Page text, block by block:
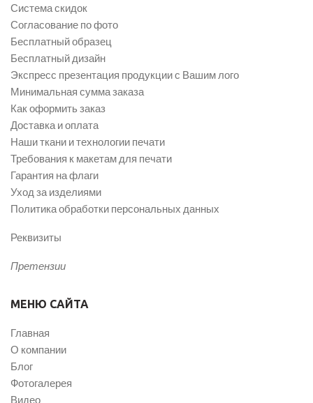
Система скидок
Согласование по фото
Бесплатный образец
Бесплатный дизайн
Экспресс презентация продукции с Вашим лого
Минимальная сумма заказа
Как оформить заказ
Доставка и оплата
Наши ткани и технологии печати
Требования к макетам для печати
Гарантия на флаги
Уход за изделиями
Политика обработки персональных данных
Реквизиты
Претензии
МЕНЮ САЙТА
Главная
О компании
Блог
Фотогалерея
Видео